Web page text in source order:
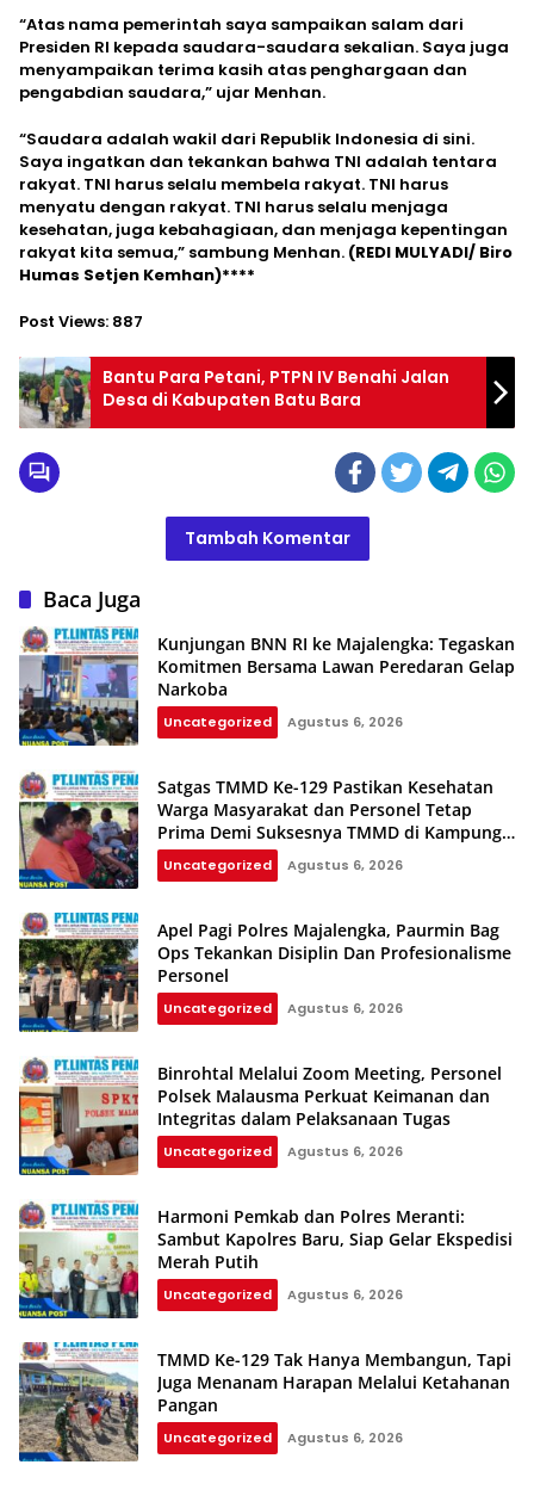
“Atas nama pemerintah saya sampaikan salam dari
Presiden RI kepada saudara-saudara sekalian. Saya juga
menyampaikan terima kasih atas penghargaan dan
pengabdian saudara,” ujar Menhan.
“Saudara adalah wakil dari Republik Indonesia di sini.
Saya ingatkan dan tekankan bahwa TNI adalah tentara
rakyat. TNI harus selalu membela rakyat. TNI harus
menyatu dengan rakyat. TNI harus selalu menjaga
kesehatan, juga kebahagiaan, dan menjaga kepentingan
rakyat kita semua,” sambung Menhan. (REDI MULYADI/ Biro
Humas Setjen Kemhan)****
Post Views: 887
Bantu Para Petani, PTPN IV Benahi Jalan
Desa di Kabupaten Batu Bara
Tambah Komentar
Baca Juga
Kunjungan BNN RI ke Majalengka: Tegaskan
Komitmen Bersama Lawan Peredaran Gelap
Narkoba
Uncategorized Agustus 6, 2026
Satgas TMMD Ke-129 Pastikan Kesehatan
Warga Masyarakat dan Personel Tetap
Prima Demi Suksesnya TMMD di Kampung
Sesor
Uncategorized Agustus 6, 2026
Apel Pagi Polres Majalengka, Paurmin Bag
Ops Tekankan Disiplin Dan Profesionalisme
Personel
Uncategorized Agustus 6, 2026
Binrohtal Melalui Zoom Meeting, Personel
Polsek Malausma Perkuat Keimanan dan
Integritas dalam Pelaksanaan Tugas
Uncategorized Agustus 6, 2026
Harmoni Pemkab dan Polres Meranti:
Sambut Kapolres Baru, Siap Gelar Ekspedisi
Merah Putih
Uncategorized Agustus 6, 2026
TMMD Ke-129 Tak Hanya Membangun, Tapi
Juga Menanam Harapan Melalui Ketahanan
Pangan
Uncategorized Agustus 6, 2026